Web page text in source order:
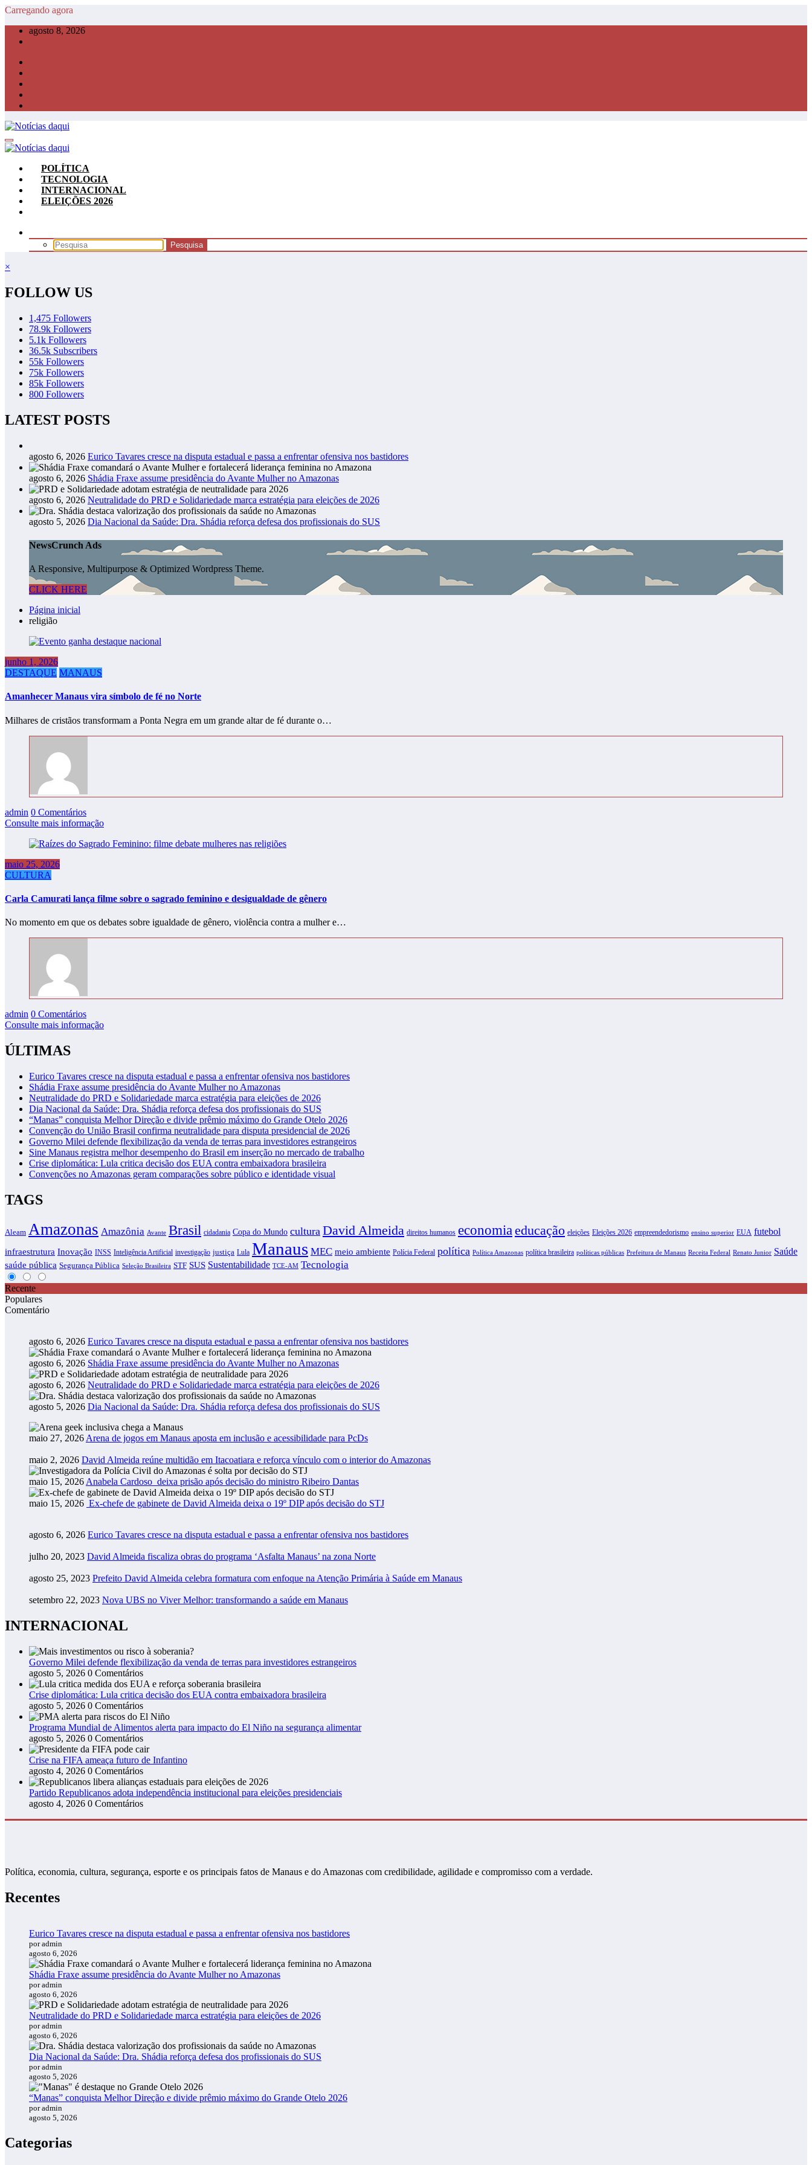
Pular
conteúdo
Carregando agora
agosto 8, 2026
POLÍTICA
TECNOLOGIA
INTERNACIONAL
ELEIÇÕES 2026
×
FOLLOW US
1,475 Followers
78.9k Followers
5.1k Followers
36.5k Subscribers
55k Followers
75k Followers
85k Followers
800 Followers
LATEST POSTS
agosto 6, 2026 Eurico Tavares cresce na disputa estadual e passa a enfrentar ofensiva nos bastidores
agosto 6, 2026 Shádia Fraxe assume presidência do Avante Mulher no Amazonas
agosto 6, 2026 Neutralidade do PRD e Solidariedade marca estratégia para eleições de 2026
agosto 5, 2026 Dia Nacional da Saúde: Dra. Shádia reforça defesa dos profissionais do SUS
NewsCrunch Ads
A Responsive, Multipurpose & Optimized Wordpress Theme.
CLICK HERE
Página inicial
religião
junho 1, 2026
DESTAQUE MANAUS
Amanhecer Manaus vira símbolo de fé no Norte
Milhares de cristãos transformam a Ponta Negra em um grande altar de fé durante o…
admin 0 Comentários
Consulte mais informação
maio 25, 2026
CULTURA
Carla Camurati lança filme sobre o sagrado feminino e desigualdade de gênero
No momento em que os debates sobre igualdade de gênero, violência contra a mulher e…
admin 0 Comentários
Consulte mais informação
ÚLTIMAS
Eurico Tavares cresce na disputa estadual e passa a enfrentar ofensiva nos bastidores
Shádia Fraxe assume presidência do Avante Mulher no Amazonas
Neutralidade do PRD e Solidariedade marca estratégia para eleições de 2026
Dia Nacional da Saúde: Dra. Shádia reforça defesa dos profissionais do SUS
“Manas” conquista Melhor Direção e divide prêmio máximo do Grande Otelo 2026
Convenção do União Brasil confirma neutralidade para disputa presidencial de 2026
Governo Milei defende flexibilização da venda de terras para investidores estrangeiros
Sine Manaus registra melhor desempenho do Brasil em inserção no mercado de trabalho
Crise diplomática: Lula critica decisão dos EUA contra embaixadora brasileira
Convenções no Amazonas geram comparações sobre público e identidade visual
TAGS
Aleam Amazonas Amazônia Avante Brasil cidadania Copa do Mundo cultura David Almeida direitos humanos economia educação eleições Eleições 2026 empreendedorismo ensino superior EUA futebol
infraestrutura Inovação INSS Inteligência Artificial investigação justiça Lula Manaus MEC meio ambiente Polícia Federal política Política Amazonas política brasileira políticas públicas Prefeitura de Manaus Receita Federal Renato Junior Saúde
saúde pública Segurança Pública Seleção Brasileira STF SUS Sustentabilidade TCE-AM Tecnologia
Recente
Populares
Comentário
agosto 6, 2026 Eurico Tavares cresce na disputa estadual e passa a enfrentar ofensiva nos bastidores
agosto 6, 2026 Shádia Fraxe assume presidência do Avante Mulher no Amazonas
agosto 6, 2026 Neutralidade do PRD e Solidariedade marca estratégia para eleições de 2026
agosto 5, 2026 Dia Nacional da Saúde: Dra. Shádia reforça defesa dos profissionais do SUS
maio 27, 2026 Arena de jogos em Manaus aposta em inclusão e acessibilidade para PcDs
maio 2, 2026 David Almeida reúne multidão em Itacoatiara e reforça vínculo com o interior do Amazonas
maio 15, 2026 Anabela Cardoso deixa prisão após decisão do ministro Ribeiro Dantas
maio 15, 2026 Ex-chefe de gabinete de David Almeida deixa o 19º DIP após decisão do STJ
agosto 6, 2026 Eurico Tavares cresce na disputa estadual e passa a enfrentar ofensiva nos bastidores
julho 20, 2023 David Almeida fiscaliza obras do programa ‘Asfalta Manaus’ na zona Norte
agosto 25, 2023 Prefeito David Almeida celebra formatura com enfoque na Atenção Primária à Saúde em Manaus
setembro 22, 2023 Nova UBS no Viver Melhor: transformando a saúde em Manaus
INTERNACIONAL
Governo Milei defende flexibilização da venda de terras para investidores estrangeiros
agosto 5, 2026 0 Comentários
Crise diplomática: Lula critica decisão dos EUA contra embaixadora brasileira
agosto 5, 2026 0 Comentários
Programa Mundial de Alimentos alerta para impacto do El Niño na segurança alimentar
agosto 5, 2026 0 Comentários
Crise na FIFA ameaça futuro de Infantino
agosto 4, 2026 0 Comentários
Partido Republicanos adota independência institucional para eleições presidenciais
agosto 4, 2026 0 Comentários
Política, economia, cultura, segurança, esporte e os principais fatos de Manaus e do Amazonas com credibilidade, agilidade e compromisso com a verdade.
Recentes
Eurico Tavares cresce na disputa estadual e passa a enfrentar ofensiva nos bastidores
por admin
agosto 6, 2026
Shádia Fraxe assume presidência do Avante Mulher no Amazonas
por admin
agosto 6, 2026
Neutralidade do PRD e Solidariedade marca estratégia para eleições de 2026
por admin
agosto 6, 2026
Dia Nacional da Saúde: Dra. Shádia reforça defesa dos profissionais do SUS
por admin
agosto 5, 2026
“Manas” conquista Melhor Direção e divide prêmio máximo do Grande Otelo 2026
por admin
agosto 5, 2026
Categorias